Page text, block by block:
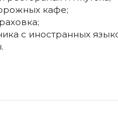
кафе;
с иностранных